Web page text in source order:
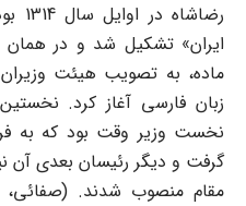
ماده، به تصویب هیئت
زبان فارسی آغاز کرد.
نخست وزیر وقت بود که به
گرفت و دیگر رئیسان بعدی آن
مقام منصوب شدند. (صفائی،